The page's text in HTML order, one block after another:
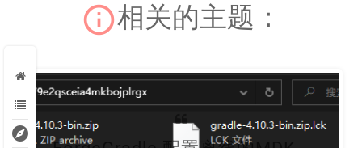
info_outline相关的主题：
explore